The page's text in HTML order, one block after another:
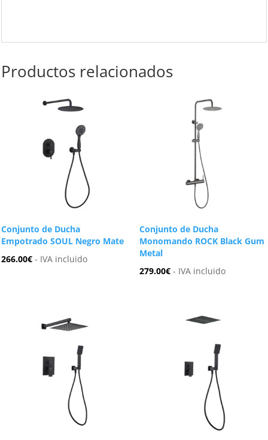
Productos relacionados
Conjunto de Ducha
Empotrado SOUL Negro Mate
266.00€ - IVA incluido
Conjunto de Ducha
Monomando ROCK Black Gum
Metal
279.00€ - IVA incluido